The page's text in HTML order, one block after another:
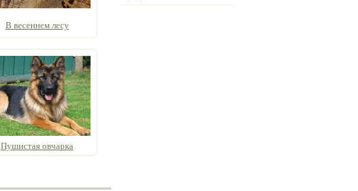
В весеннем лесу
Пушистая овчарка